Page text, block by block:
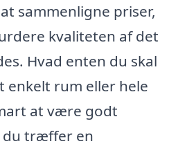
sammenligne priser,
kvaliteten af det
Hvad enten du skal
enkelt rum eller hele
at være godt
du træffer en